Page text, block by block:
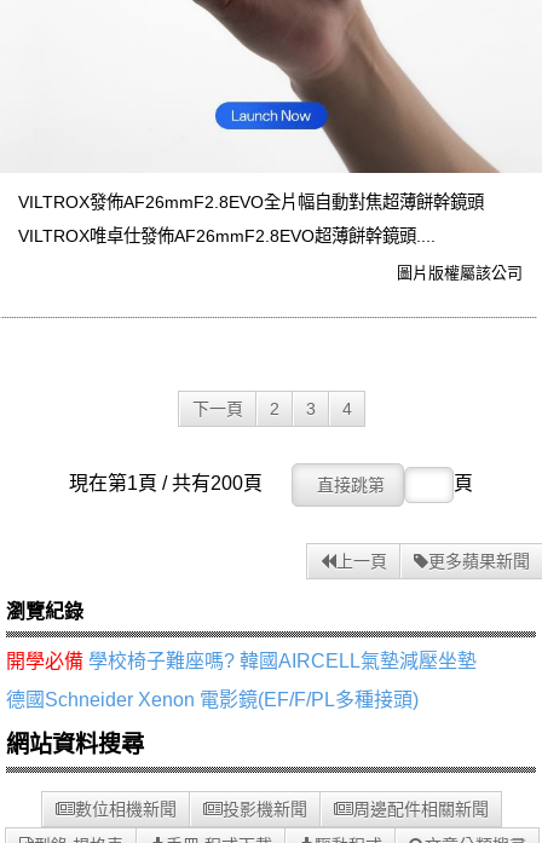
VILTROX發佈AF26mmF2.8EVO全片幅自動對焦超薄餅幹鏡頭
VILTROX唯卓仕發佈AF26mmF2.8EVO超薄餅幹鏡頭....
圖片版權屬該公司
下一頁 2 3 4
現在第1頁 / 共有200頁 頁
上一頁 更多蘋果新聞
瀏覽紀錄
開學必備 學校椅子難座嗎? 韓國AIRCELL氣墊減壓坐墊
德國Schneider Xenon 電影鏡(EF/F/PL多種接頭)
網站資料搜尋
數位相機新聞 投影機新聞
周邊配件相關新聞